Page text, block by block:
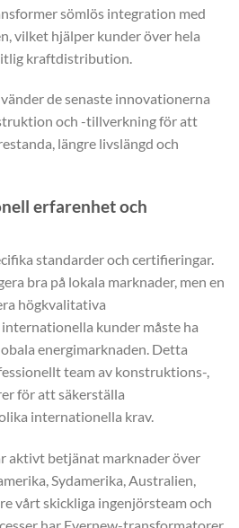
sömlös integration med
vilket hjälper kunder över hela
kraftdistribution.
de senaste innovationerna
och -tillverkning för att
längre livslängd och
erfarenhet och
standarder och certifieringar.
bra på lokala marknader, men en
högkvalitativa
kunder måste ha
energimarknaden. Detta
team av konstruktions-,
för att säkerställa
internationella krav.
aktivt betjänat marknader över
Sydamerika, Australien,
vårt skickliga ingenjörsteam och
har Evernew-transformatorer